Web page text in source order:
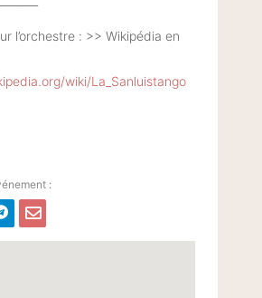
l’orchestre : >> Wikipédia en
wiki/La_Sanluistango